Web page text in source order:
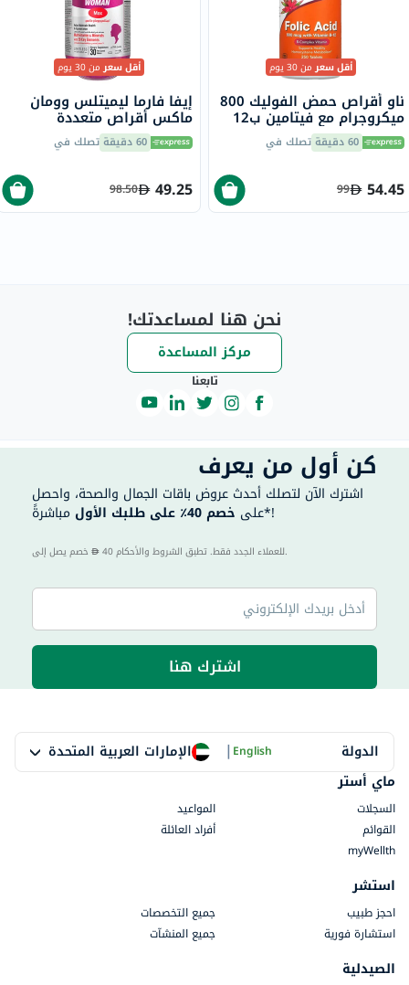
أقل سعرمن 30 يوم
ناو أقراص حمض الفوليك 800
ميكروجرام مع فيتامين ب12
قرص 60 دقيقة تصلك في
54.45
99
أقل سعرمن 30 يوم
إيفا فارما ليميتلس وومان
ماكس أقراص متعددة
الفيتامينات والمعادن، حزمة
من 30 60 دقيقة تصلك في
49.25
98.50
نحن هنا لمساعدتك!
مركز المساعدة
تابعنا
كن أول من يعرف
اشترك الآن لتصلك أحدث عروض باقات الجمال والصحة، واحصل
على خصم 40٪ على طلبك الأول مباشرةً*!
40 للعملاء الجدد فقط. تطبق الشروط والأحكام.
اشترك هنا
الدولة الإمارات العربية المتحدة |English
ماي أستر
السجلات
المواعيد
القوائم
أفراد العائلة
myWellth
استشر
احجز طبيب
جميع التخصصات
استشارة فورية
جميع المنشآت
الصيدلية